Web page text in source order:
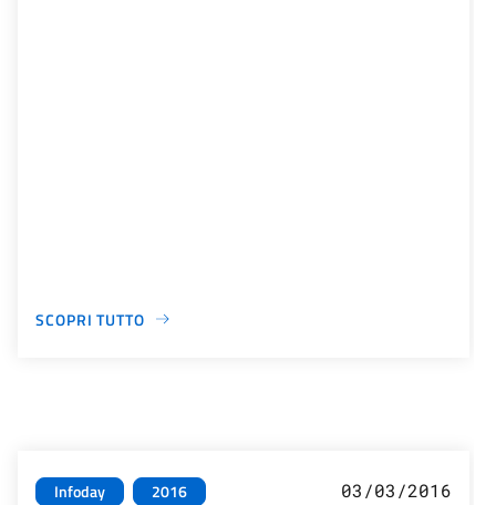
SCOPRI TUTTO
Infoday 2016 03/03/2016